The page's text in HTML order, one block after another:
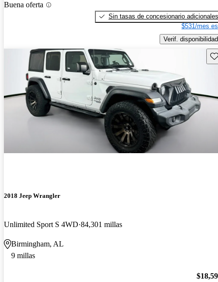
Buena oferta
Sin tasas de concesionario adicionales
$531/mes
Verif. disponibilidad
2018 Jeep Wrangler
Unlimited Sport S 4WD 84,301 millas
Birmingham, AL
9 millas